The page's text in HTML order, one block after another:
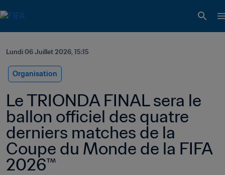
Lundi 06 Juillet 2026, 15:15
Organisation
Le TRIONDA FINAL sera le
ballon officiel des quatre
derniers matches de la
Coupe du Monde de la FIFA
2026™